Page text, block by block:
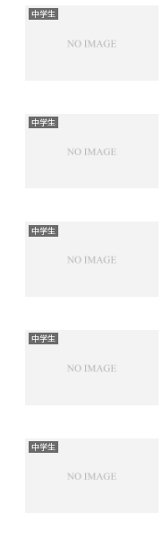
中学生
中学生
中学生
中学生
中学生